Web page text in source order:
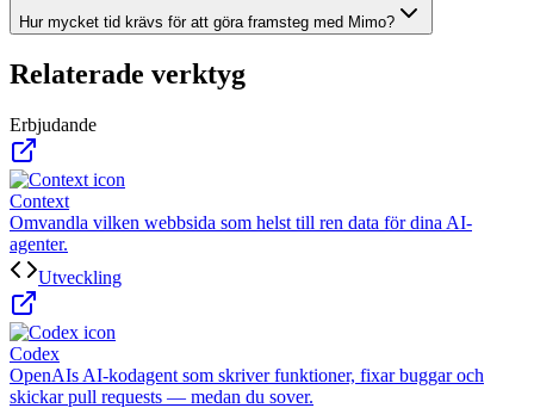
Hur mycket tid krävs för att göra framsteg med Mimo?
Relaterade verktyg
Erbjudande
Context
Omvandla vilken webbsida som helst till ren data för dina AI-
agenter.
Utveckling
Codex
OpenAIs AI-kodagent som skriver funktioner, fixar buggar och
skickar pull requests — medan du sover.